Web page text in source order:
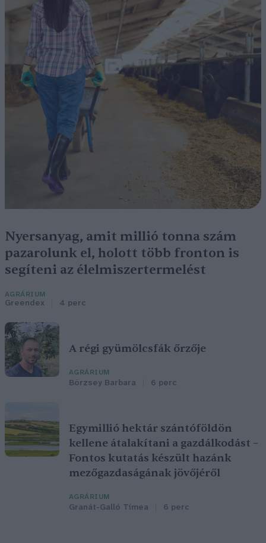
Nyersanyag, amit millió tonna szám
pazarolunk el, holott több fronton is
segíteni az élelmiszertermelést
AGRÁRIUM
Greendex 4 perc
A régi gyümölcsfák őrzője
AGRÁRIUM
Börzsey Barbara 6 perc
Egymillió hektár szántóföldön
kellene átalakítani a gazdálkodást –
Fontos kutatás készült hazánk
mezőgazdaságának jövőjéről
AGRÁRIUM
Granát-Galló Tímea 6 perc